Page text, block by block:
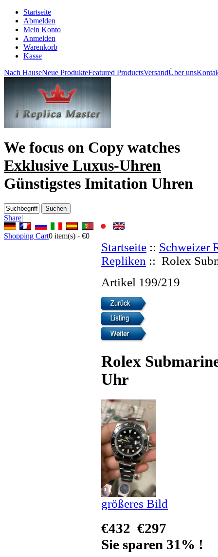
Startseite
Abmelden
Mein Konto
Anmelden
Warenkorb
Kasse
Nach HauseNeue ProdukteFeatured ProductsVersandÜber uns
We focus on Copy watches
Exklusive Luxus-Uhren
Günstigstes Imitation Uhren
Share|
Shopping Cart0 item(s) - €0
Startseite :: Schweizer
Repliken :: Rolex
Artikel 199/219
Rolex
Uhr
größeres Bild
€432 €297
Sie sparen 31% !